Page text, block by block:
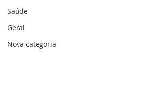
Saúde
Geral
Nova categoria